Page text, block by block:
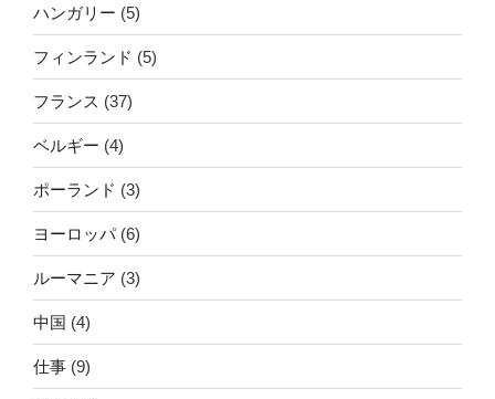
ハンガリー (5)
フィンランド (5)
フランス (37)
ベルギー (4)
ポーランド (3)
ヨーロッパ(6)
ルーマニア (3)
中国 (4)
仕事 (9)